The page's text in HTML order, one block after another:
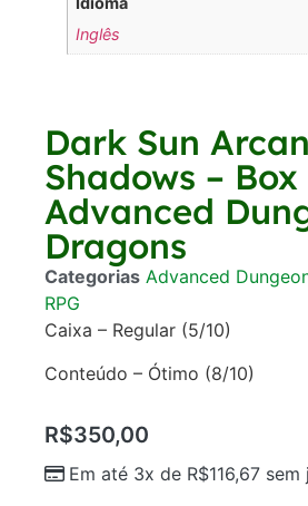
Inglês
Dark Sun
Shadows – Box
Advanced
Dragons
Categorias Advanced
RPG
Caixa – Regular (5/10)
Conteúdo – Ótimo (8/10)
R$350,00
Em até 3x de R$116,67 sem